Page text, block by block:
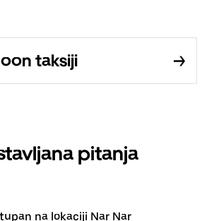
taksiji
pitanja
na lokaciji Nar Nar